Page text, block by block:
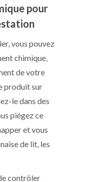
pour
vous pouvez
chimique,
de votre
produit sur
le dans des
piégez ce
et vous
de lit, les
contrôler